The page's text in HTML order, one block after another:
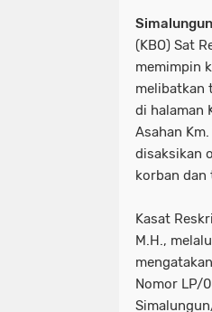
(KBO) Sat
memimpin
melibatkan
di halaman
Asahan
disaksikan
korban dan
Kasat
M.H.,
Nomor LP/